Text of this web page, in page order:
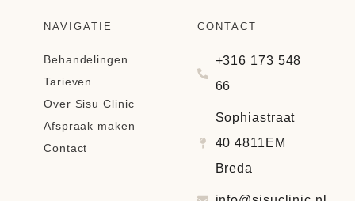
NAVIGATIE
Behandelingen
Tarieven
Over Sisu Clinic
Afspraak maken
Contact
CONTACT
+316 173 548
66
Sophiastraat
40 4811EM
Breda